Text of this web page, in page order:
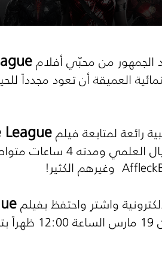
الجمهور من محبّي أفلام
العميقة أن تعود مجدداً
رائعة لمتابعة فيلم
أن الفيلم يندرج في فئة
Affleck وغيرهم الكثير!
واشترِ واحتفظ بفيلم